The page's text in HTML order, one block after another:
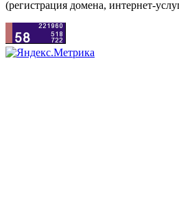
(регистрация домена, интернет-